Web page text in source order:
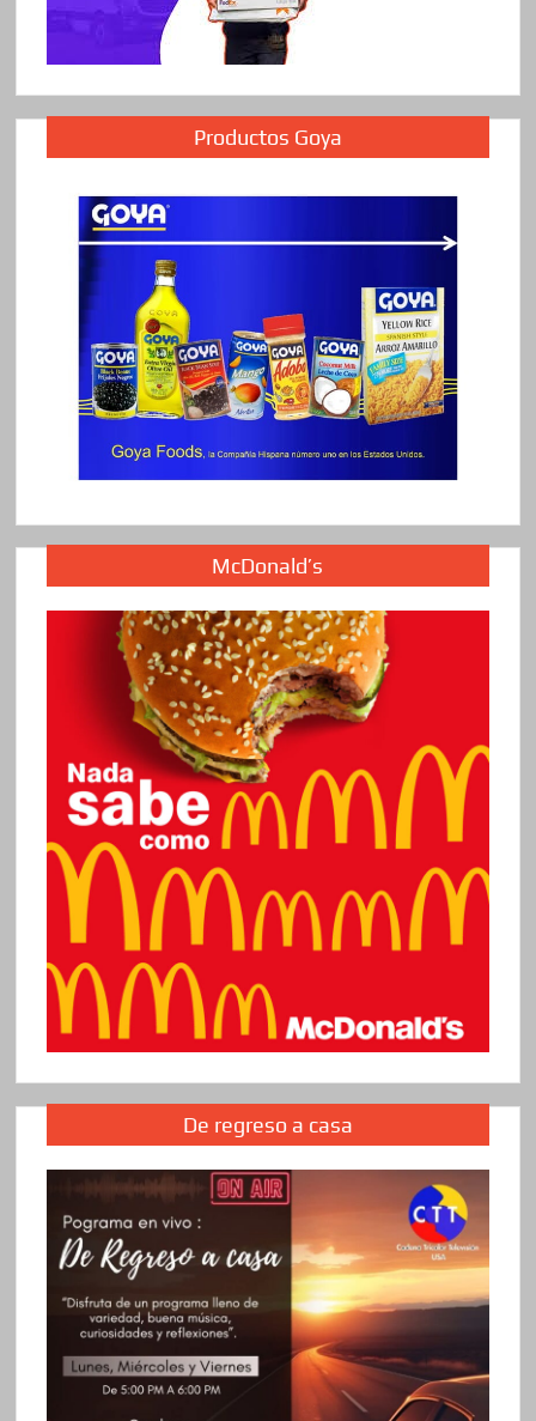
Productos Goya
McDonald’s
De regreso a casa